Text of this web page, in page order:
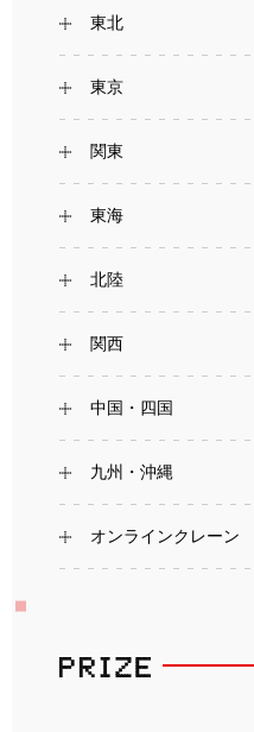
東北
東京
関東
東海
北陸
関西
中国・四国
九州・沖縄
オンラインクレーン